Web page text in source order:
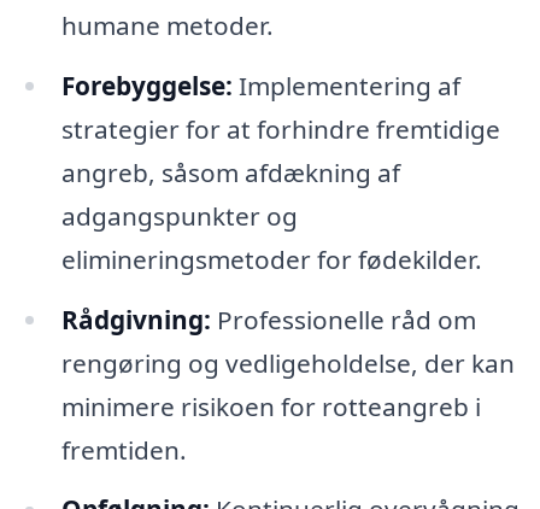
humane metoder.
Forebyggelse: Implementering af
strategier for at forhindre fremtidige
angreb, såsom afdækning af
adgangspunkter og
elimineringsmetoder for fødekilder.
Rådgivning: Professionelle råd om
rengøring og vedligeholdelse, der kan
minimere risikoen for rotteangreb i
fremtiden.